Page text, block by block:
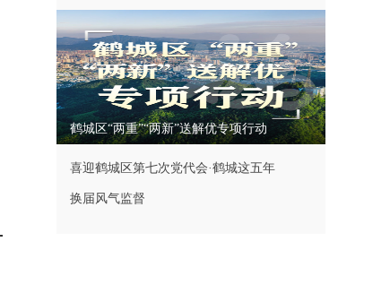
鹤城区“两重”“两新”送解优专项行动
喜迎鹤城区第七次党代会·鹤城这五年
换届风气监督